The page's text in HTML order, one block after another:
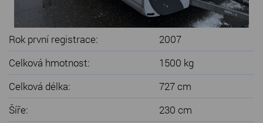
Rok první registrace:
2007
Celková hmotnost:
1500 kg
Celková délka:
727 cm
Šíře:
230 cm